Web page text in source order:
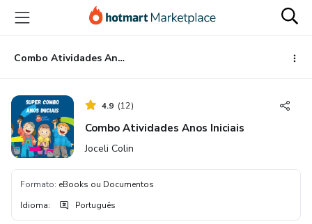
para
conteúdo
principal
para
pagamento
para
rodapé
Combo Atividades Anos Iniciais
4.9 (12)
Combo Atividades Anos Iniciais
Joceli Colin
Formato: eBooks ou Documentos
Idioma: Português